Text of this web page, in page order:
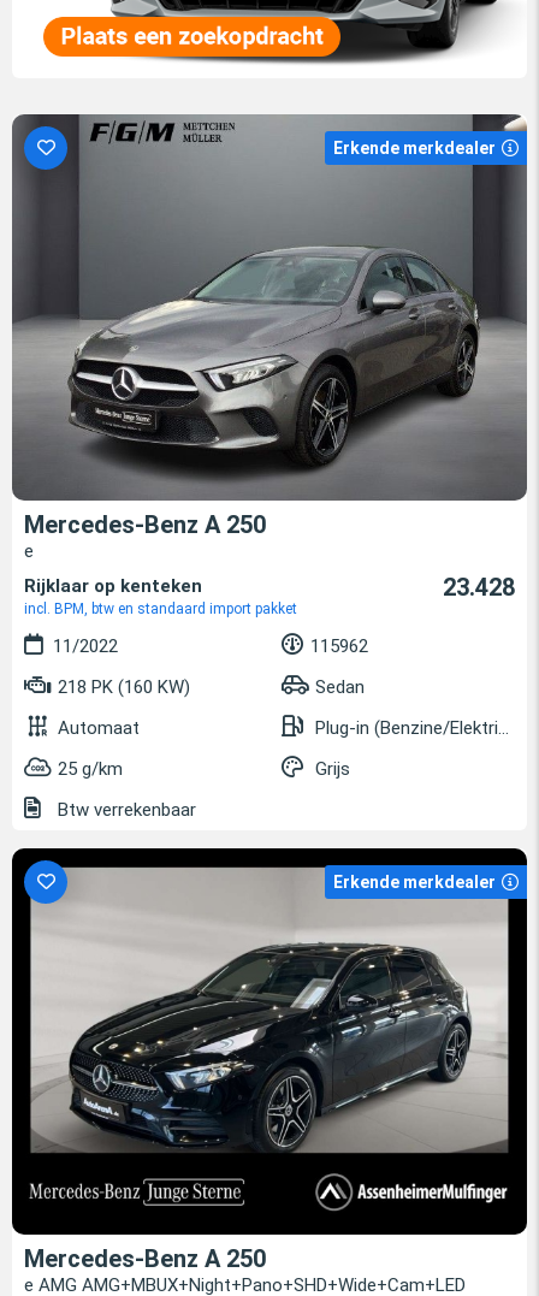
Erkende merkdealer
Mercedes-Benz A 250
e
Rijklaar op kenteken
incl. BPM, btw en standaard import pakket
23.428
11/2022
115962
218 PK (160 KW)
Sedan
Automaat
Plug-in (Benzine/Elektrisch)
25 g/km
Grijs
Btw verrekenbaar
Erkende merkdealer
Mercedes-Benz A 250
e AMG AMG+MBUX+Night+Pano+SHD+Wide+Cam+LED